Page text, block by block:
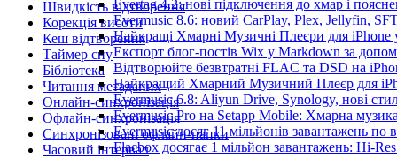
Evertag 4.2: нові підключення до хмар і
Evermusic 8.6: новий CarPlay, Plex, Jellyfin,
Найкращі Хмарні Музичні Плеєри для iPhone
Експорт блог-постів Wix у Markdown за
Відтворюйте безвтратні FLAC та DSD на
Найкращий Хмарний Музичний Плеєр для
Evermusic 6.8: Aliyun Drive, Synology, нові
Evermusic Pro на Setapp Mobile: Хмарна
Evermusic досяг 11 мільйонів завантажень по
Flacbox досягає 1 мільйон завантажень: Hi-Res
Швидкість відтворення
Корекція висоти
Кеш відтворення
Таймер сну
Бібліотека
Читання метаданих
Онлайн-синхронізація
Офлайн-синхронізація
Синхронізовані офлайн-папки
Часовий інтервал